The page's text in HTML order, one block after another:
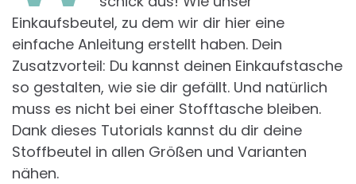
Einkaufsbeutel, zu dem wir dir hier eine
einfache Anleitung erstellt haben. Dein
Zusatzvorteil: Du kannst deinen Einkaufstasche
so gestalten, wie sie dir gefällt. Und natürlich
muss es nicht bei einer Stofftasche bleiben.
Dank dieses Tutorials kannst du dir deine
Stoffbeutel in allen Größen und Varianten
nähen.